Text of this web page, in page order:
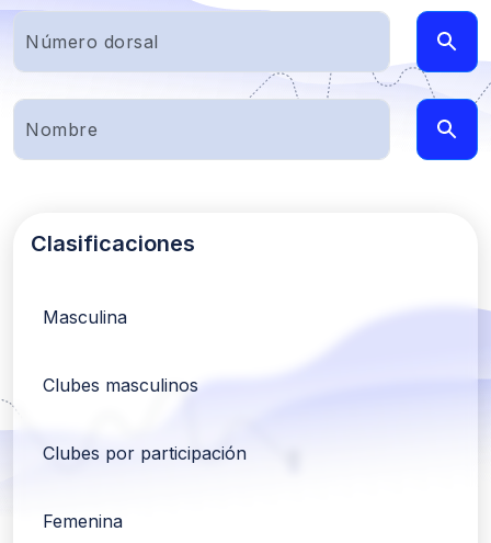
Clasificaciones
Masculina
Clubes masculinos
Clubes por participación
Femenina